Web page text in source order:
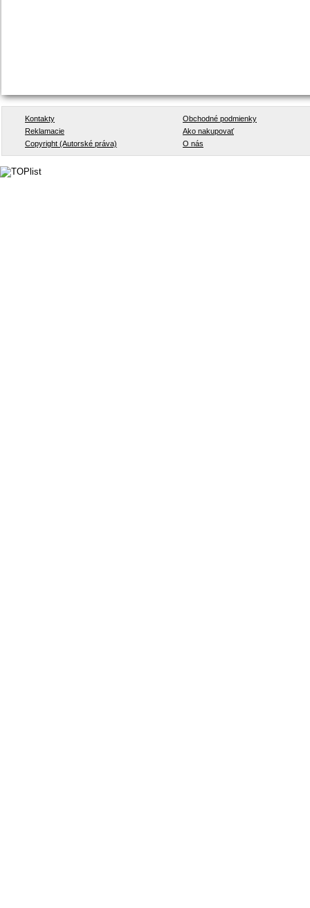
Kontakty
Obchodné podmienky
Reklamacie
Ako nakupovať
Copyright (Autorské práva)
O nás